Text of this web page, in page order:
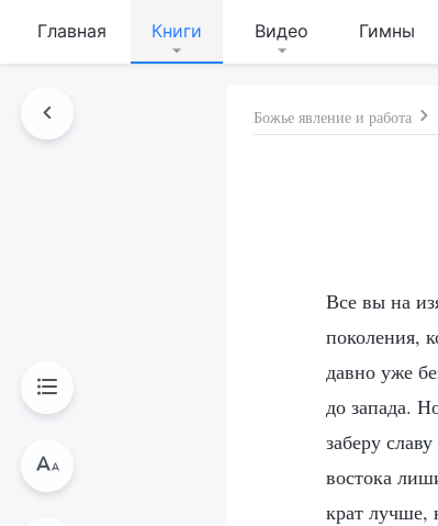
Главная Книги Видео Гимны
Божье явление и работа
Все вы на
поколения,
давно уже
до запада.
заберу
востока
крат лучше,